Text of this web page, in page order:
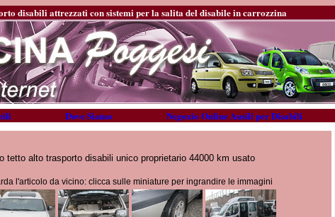
disabili attrezzati con sistemi per la salita del disabile in carrozzina
Dove Siamo Negozio Online Ausili per Disabili
tetto alto trasporto disabili unico proprietario 44000 km usato
l'articolo da vicino: clicca sulle miniature per ingrandire le immagini